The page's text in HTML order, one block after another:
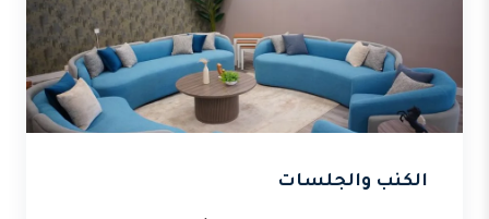
الكنب والجلسات